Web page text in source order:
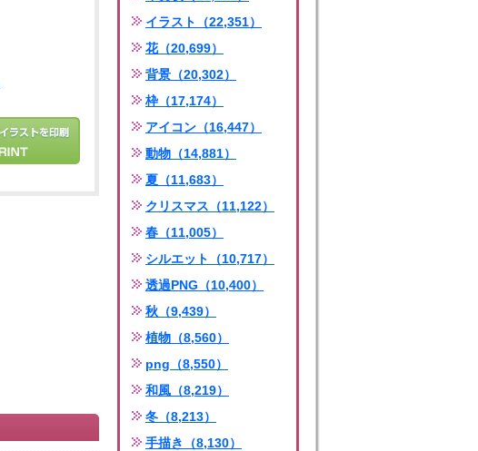
イラスト（22,351）
花（20,699）
背景（20,302）
枠（17,174）
アイコン（16,447）
動物（14,881）
夏（11,683）
クリスマス（11,122）
春（11,005）
シルエット（10,717）
透過PNG（10,400）
秋（9,439）
植物（8,560）
png（8,550）
和風（8,219）
冬（8,213）
手描き（8,130）